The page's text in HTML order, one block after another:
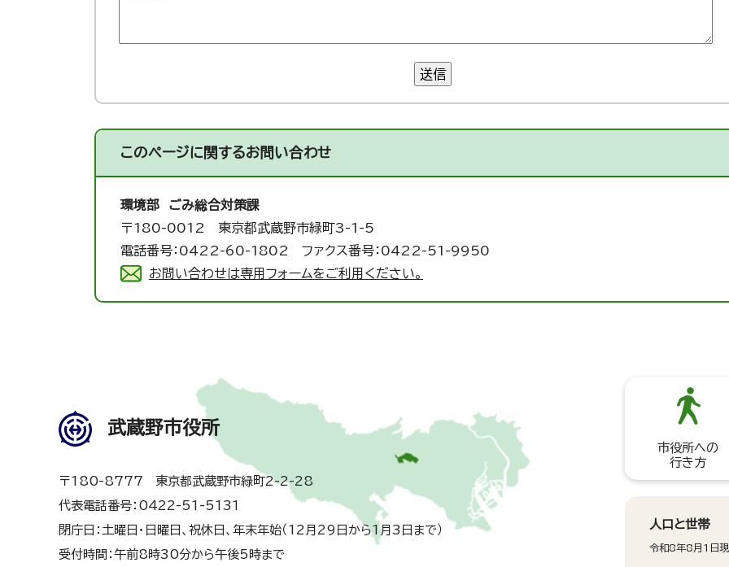
送信
このページに関するお問い合わせ
環境部 ごみ総合対策課
〒180-0012 東京都武蔵野市緑町3-1-5
電話番号：0422-60-1802 ファクス番号：0422-51-9950
お問い合わせは専用フォームをご利用ください。
武蔵野市役所
〒180-8777 東京都武蔵野市緑町2-2-28
代表電話番号：0422-51-5131
閉庁日：土曜日・日曜日、祝休日、年末年始（12月29日から1月3日まで）
受付時間：午前8時30分から午後5時まで
市役所への
行き方
人口と世帯
令和8年8月1日